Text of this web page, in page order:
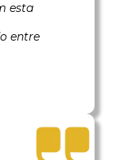
esta
entre